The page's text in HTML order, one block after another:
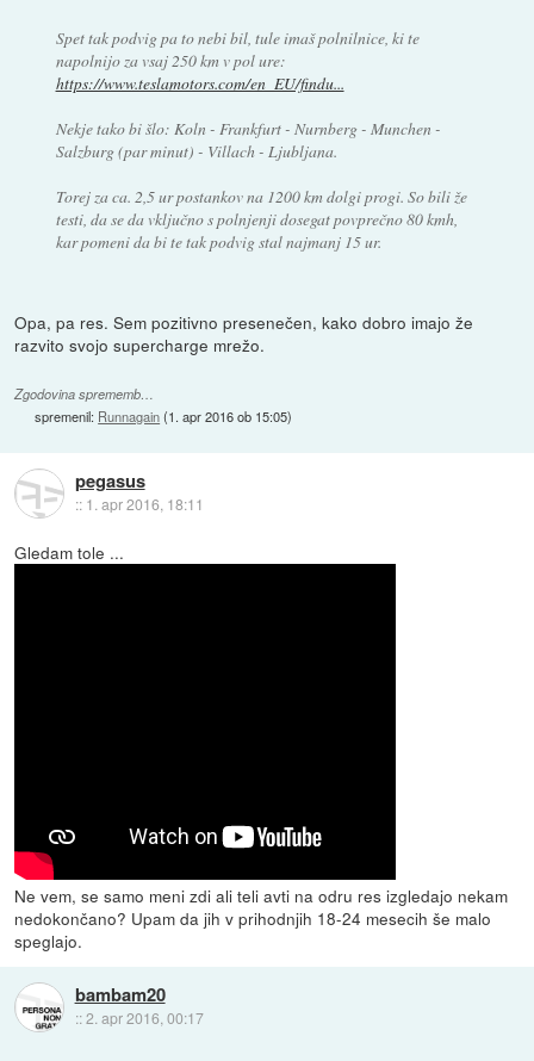
Spet tak podvig pa to nebi bil, tule imaš polnilnice, ki te
napolnijo za vsaj 250 km v pol ure:
https://www.teslamotors.com/en_EU/findu...
Nekje tako bi šlo: Koln - Frankfurt - Nurnberg - Munchen -
Salzburg (par minut) - Villach - Ljubljana.
Torej za ca. 2,5 ur postankov na 1200 km dolgi progi. So bili že
testi, da se da vključno s polnjenji dosegat povprečno 80 kmh,
kar pomeni da bi te tak podvig stal najmanj 15 ur.
Opa, pa res. Sem pozitivno presenečen, kako dobro imajo že
razvito svojo supercharge mrežo.
Zgodovina sprememb…
spremenil: Runnagain(1. apr 2016 ob 15:05)
pegasus
:: 1. apr 2016, 18:11
Gledam tole ...
Ne vem, se samo meni zdi ali teli avti na odru res izgledajo nekam
nedokončano? Upam da jih v prihodnjih 18-24 mesecih še malo
speglajo.
bambam20
::2. apr 2016, 00:17